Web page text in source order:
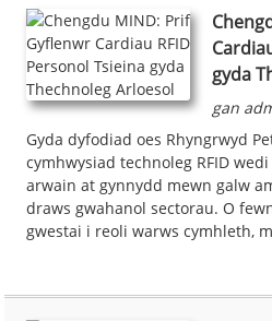
gyda
gan
Gyda dyfodiad oes Rhyngrwyd
cymhwysiad technoleg RFID
arwain at gynnydd mewn galw
draws gwahanol sectorau. O
gwestai i reoli warws cymhleth,